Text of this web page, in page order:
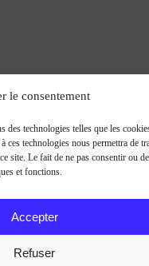
le consentement
technologies telles que les
technologies nous permettra de
site. Le fait de ne pas consentir ou
et fonctions.
Accepter
Refuser